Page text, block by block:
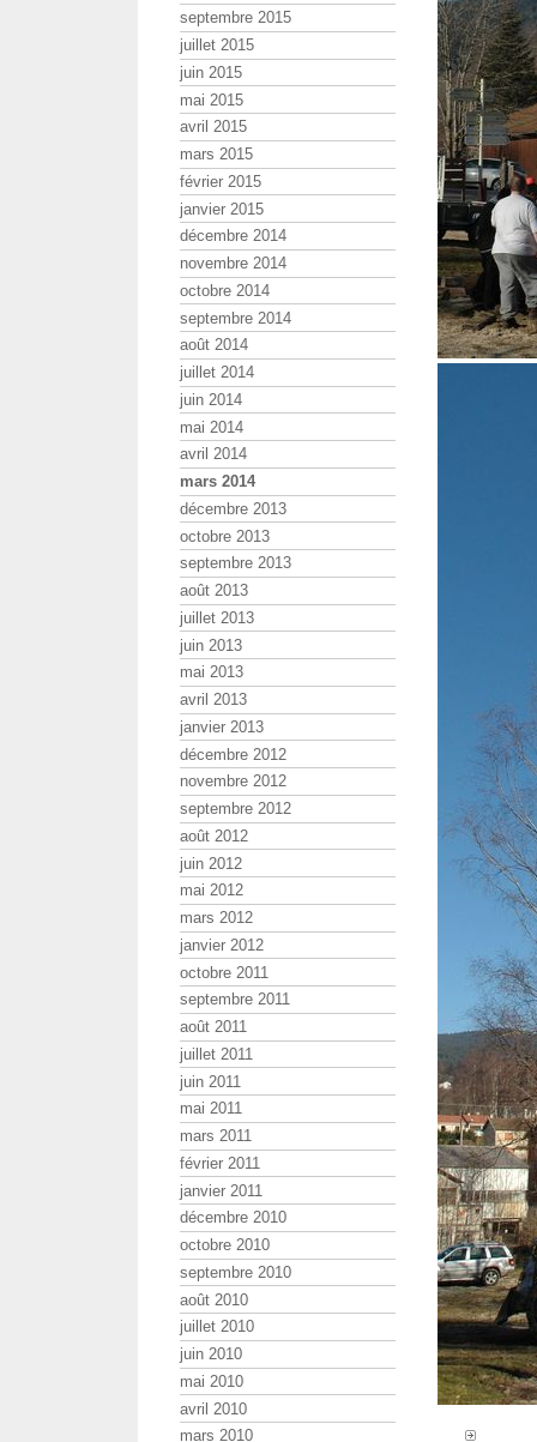
septembre 2015
juillet 2015
juin 2015
mai 2015
avril 2015
mars 2015
février 2015
janvier 2015
décembre 2014
novembre 2014
octobre 2014
septembre 2014
août 2014
juillet 2014
juin 2014
mai 2014
avril 2014
mars 2014
décembre 2013
octobre 2013
septembre 2013
août 2013
juillet 2013
juin 2013
mai 2013
avril 2013
janvier 2013
décembre 2012
novembre 2012
septembre 2012
août 2012
juin 2012
mai 2012
mars 2012
janvier 2012
octobre 2011
septembre 2011
août 2011
juillet 2011
juin 2011
mai 2011
mars 2011
février 2011
janvier 2011
décembre 2010
octobre 2010
septembre 2010
août 2010
juillet 2010
juin 2010
mai 2010
avril 2010
mars 2010